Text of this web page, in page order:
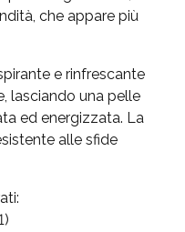
che appare più
e rinfrescante
lasciando una pelle
ed energizzata. La
alle sfide